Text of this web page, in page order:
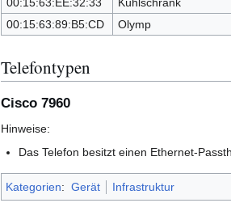
00:15:63:89:B5:CD
Olymp
Telefontypen
Cisco 7960
Hinweise:
Das Telefon besitzt einen Ethernet-
Kategorien: Gerät Infrastruktur